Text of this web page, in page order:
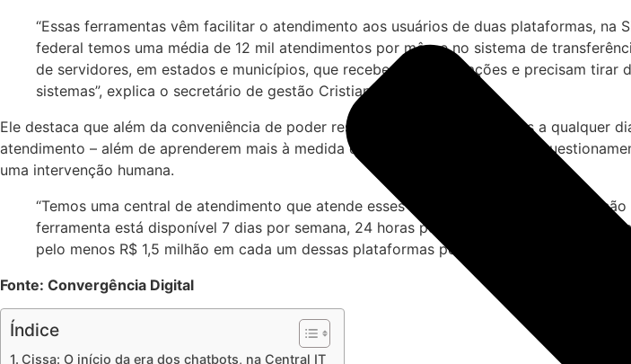
“Essas ferramentas vêm facilitar o atendimento aos usuários de duas plataformas,
federal temos uma média de 12 mil atendimentos por mês; e no sistema de
de servidores, em estados e municípios, que recebem essas doações e precisam
sistemas”, explica o secretário de gestão Cristiano Heckert.
Ele destaca que além da conveniência de poder responder a questionamentos a qualquer
atendimento – além de aprenderem mais à medida que são apresentados mais
uma intervenção humana.
“Temos uma central de atendimento que atende esses usuários, mas com a
ferramenta está disponível 7 dias por semana, 24 horas por dia, e também
pelo menos R$ 1,5 milhão em cada um dessas plataformas por ano à medida que os
Fonte: Convergência Digital
Índice
Cissa: O início da era dos chatbots, na Central IT